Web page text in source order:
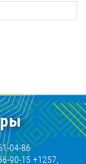
04-86
90-15 +1257,